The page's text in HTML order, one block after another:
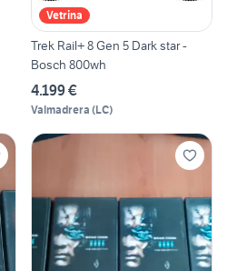
Vetrina
Trek Rail+ 8 Gen 5 Dark star -
Bosch 800wh
4.199 €
Valmadrera (LC)